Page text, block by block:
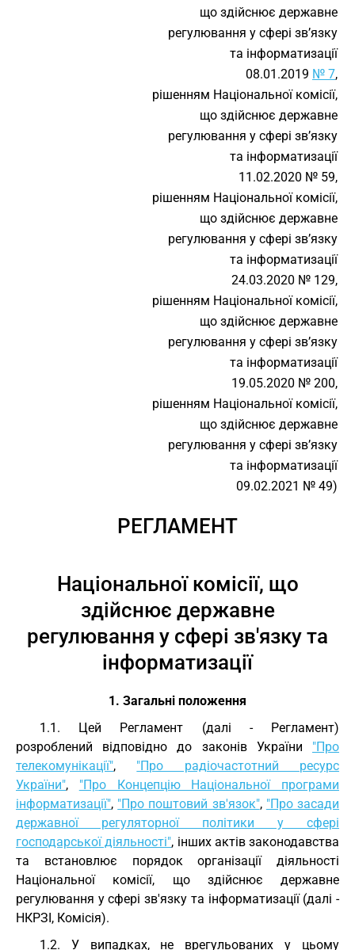
що здійснює державне
регулювання у сфері зв’язку
та інформатизації
08.01.2019 № 7,
рішенням Національної комісії,
що здійснює державне
регулювання у сфері зв’язку
та інформатизації
11.02.2020 № 59,
рішенням Національної комісії,
що здійснює державне
регулювання у сфері зв’язку
та інформатизації
24.03.2020 № 129,
рішенням Національної комісії,
що здійснює державне
регулювання у сфері зв’язку
та інформатизації
19.05.2020 № 200,
рішенням Національної комісії,
що здійснює державне
регулювання у сфері зв’язку
та інформатизації
09.02.2021 № 49)
РЕГЛАМЕНТ
Національної комісії, що
здійснює державне
регулювання у сфері зв'язку та
інформатизації
1. Загальні положення
1.1. Цей Регламент (далі - Регламент)
розроблений відповідно до законів України "Про
телекомунікації", "Про радіочастотний ресурс
України", "Про Концепцію Національної програми
інформатизації", "Про поштовий зв'язок", "Про засади
державної регуляторної політики у сфері
господарської діяльності", інших актів законодавства
та встановлює порядок організації діяльності
Національної комісії, що здійснює державне
регулювання у сфері зв'язку та інформатизації (далі -
НКРЗІ, Комісія).
1.2. У випадках, не врегульованих у цьому